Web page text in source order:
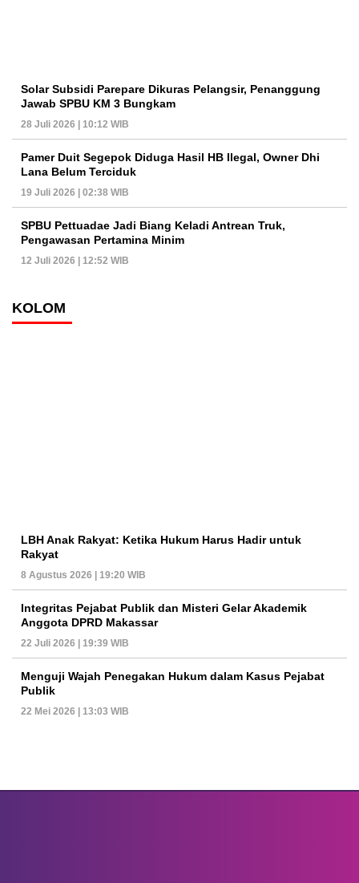
Solar Subsidi Parepare Dikuras Pelangsir, Penanggung
Jawab SPBU KM 3 Bungkam
28 Juli 2026 | 10:12 WIB
Pamer Duit Segepok Diduga Hasil HB Ilegal, Owner Dhi
Lana Belum Terciduk
19 Juli 2026 | 02:38 WIB
SPBU Pettuadae Jadi Biang Keladi Antrean Truk,
Pengawasan Pertamina Minim
12 Juli 2026 | 12:52 WIB
KOLOM
LBH Anak Rakyat: Ketika Hukum Harus Hadir untuk
Rakyat
8 Agustus 2026 | 19:20 WIB
Integritas Pejabat Publik dan Misteri Gelar Akademik
Anggota DPRD Makassar
22 Juli 2026 | 19:39 WIB
Menguji Wajah Penegakan Hukum dalam Kasus Pejabat
Publik
22 Mei 2026 | 13:03 WIB